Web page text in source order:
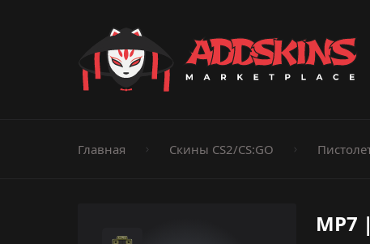
Пистолеты
Ножи
Штурмовые винтовки
Главная Скины CS2/CS:GO
MP7